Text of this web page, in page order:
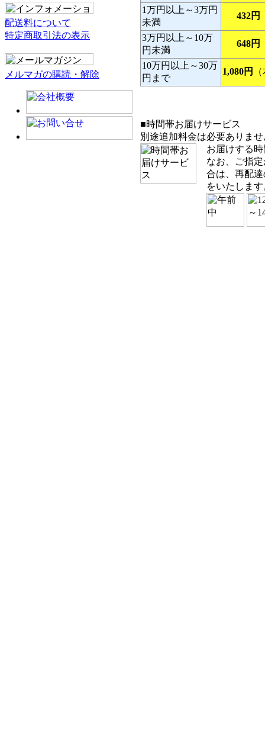
配送料について
特定商取引法の表示
メルマガの購読・解除
1万円以上～3万円
未満
432円
3万円以上～10万
円未満
648円
10万円以上～30万
円まで
1,080円
■時間帯お届けサービス
別途追加料金は必要ありま
お届けする
なお、ご指
合は、再配
をいたしま